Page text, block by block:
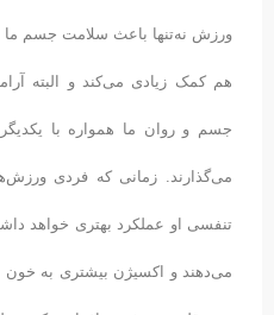
ورزش نه‌تنها باعث سلامت جسم ما
هم کمک زیادی می‌کند و البته
جسم و روان ما همواره با
می‌گذارند. زمانی که فردی
تنفسی او عملکرد بهتری خواهد
می‌دهند و اکسیژن بیشتری به خون